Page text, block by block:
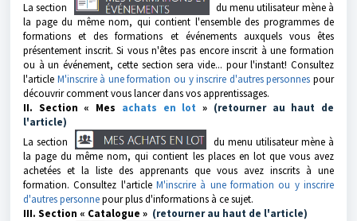
La section
du menu utilisateur mène à
la page du même nom, qui contient l'ensemble des programmes de
formations et des formations et événements auxquels vous êtes
présentement inscrit. Si vous n'êtes pas encore inscrit à une formation
ou à un événement, cette section sera vide... pour l'instant! Consultez
l'article M'inscrire à une formation ou y inscrire d'autres personnes pour
découvrir comment vous lancer dans vos apprentissages.
II. Section « Mes achats en lot » (retourner au haut de
l'article)
La section
du menu utilisateur mène à
la page du même nom, qui contient les places en lot que vous avez
achetées et la liste des apprenants que vous avez inscrits à une
formation. Consultez l'article M'inscrire à une formation ou y inscrire
d'autres personnepour plus d'informations à ce sujet.
III. Section « Catalogue » (retourner au haut de l'article)